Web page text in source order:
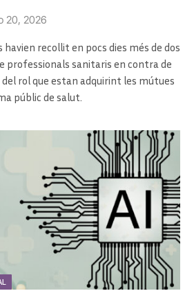
20, 2026
recollit en pocs dies més de dos
professionals sanitaris en contra de
rol que estan adquirint les mútues
públic de salut.